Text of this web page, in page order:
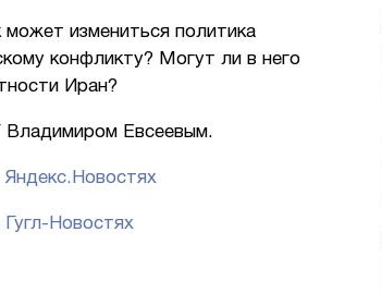
измениться политика
конфликту? Могут ли в него
Иран?
Владимиром Евсеевым.
Новостях